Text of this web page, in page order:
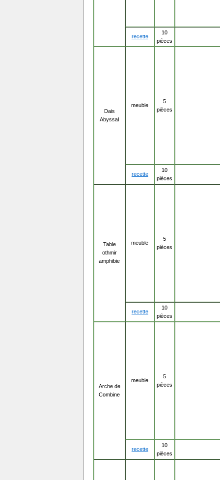
recette
10
pièces
Dais
Abyssal
meuble
5
pièces
recette
10
pièces
Table
othmir
amphibie
meuble
5
pièces
recette
10
pièces
Arche de
Combine
meuble
5
pièces
recette
10
pièces